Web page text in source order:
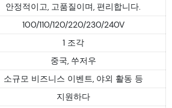
안정적이고, 고품질이며, 편리합니다.
100/110/120/220/230/240V
1 조각
중국, 쑤저우
소규모 비즈니스 이벤트, 야외 활동 등
지원하다